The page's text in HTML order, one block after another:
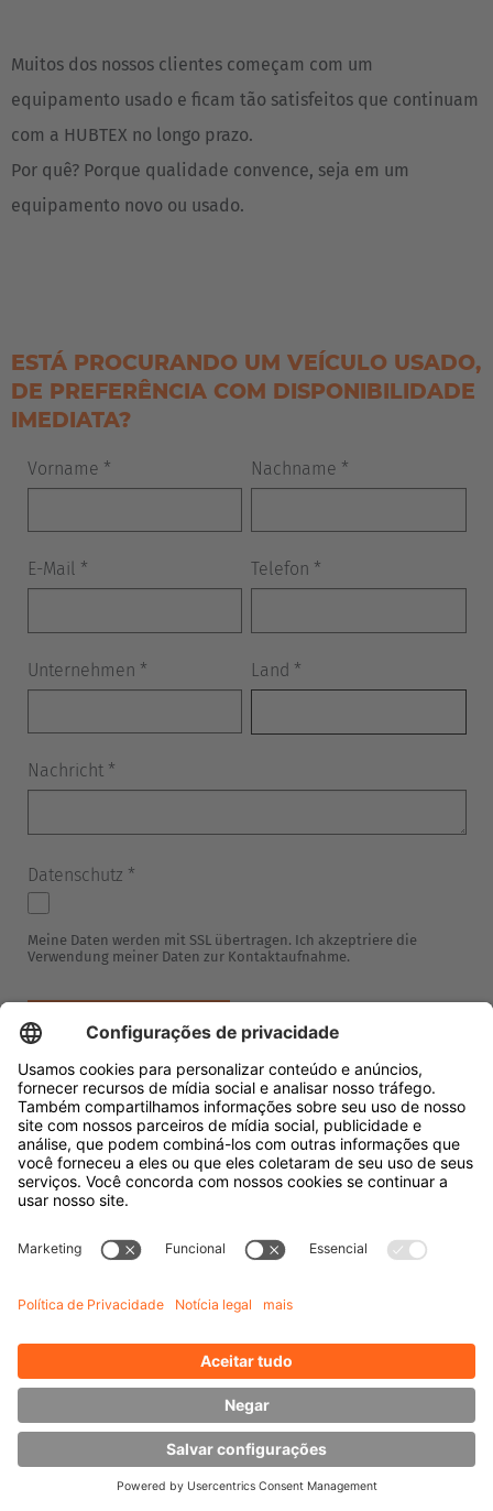
Muitos dos nossos clientes começam com um
equipamento usado e ficam tão satisfeitos que continuam
com a HUBTEX no longo prazo.
Por quê? Porque qualidade convence, seja em um
equipamento novo ou usado.
ESTÁ PROCURANDO UM VEÍCULO USADO,
DE PREFERÊNCIA COM DISPONIBILIDADE
IMEDIATA?
NOSSO SERVIÇO - DIRETO DO
Para nós, um bom serviço não termina com a entrega do
veículo - é exatamente aí que ele começa de verdade.
Seja em nossa própria oficina ou na sua empresa, nossas
equipes de serviço conhecem cada veículo HUBTEX em